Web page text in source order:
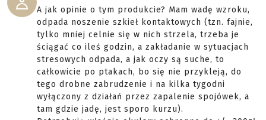
A jak opinie o tym produkcie? Mam wadę wzroku,
odpada noszenie szkieł kontaktowych (tzn. fajnie,
tylko mniej celnie się w nich strzela, trzeba je
ściągać co ileś godzin, a zakładanie w sytuacjach
stresowych odpada, a jak oczy są suche, to
całkowicie po ptakach, bo się nie przykleją, do
tego drobne zabrudzenie i na kilka tygodni
wyłączony z działań przez zapalenie spojówek, a
tam gdzie jadę, jest sporo kurzu).